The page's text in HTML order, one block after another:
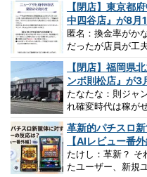
【閉店】東京都
中四谷店』が8月
匿名：換金率がか
だったが店員が工
【閉店】福岡県
ンボ則松店』が3
たなたな：則ジャ
れ確変時代は稼が
革新的パチスロ
【AIレビュー番外
たけし：革新？ そ
たユーザー、新規